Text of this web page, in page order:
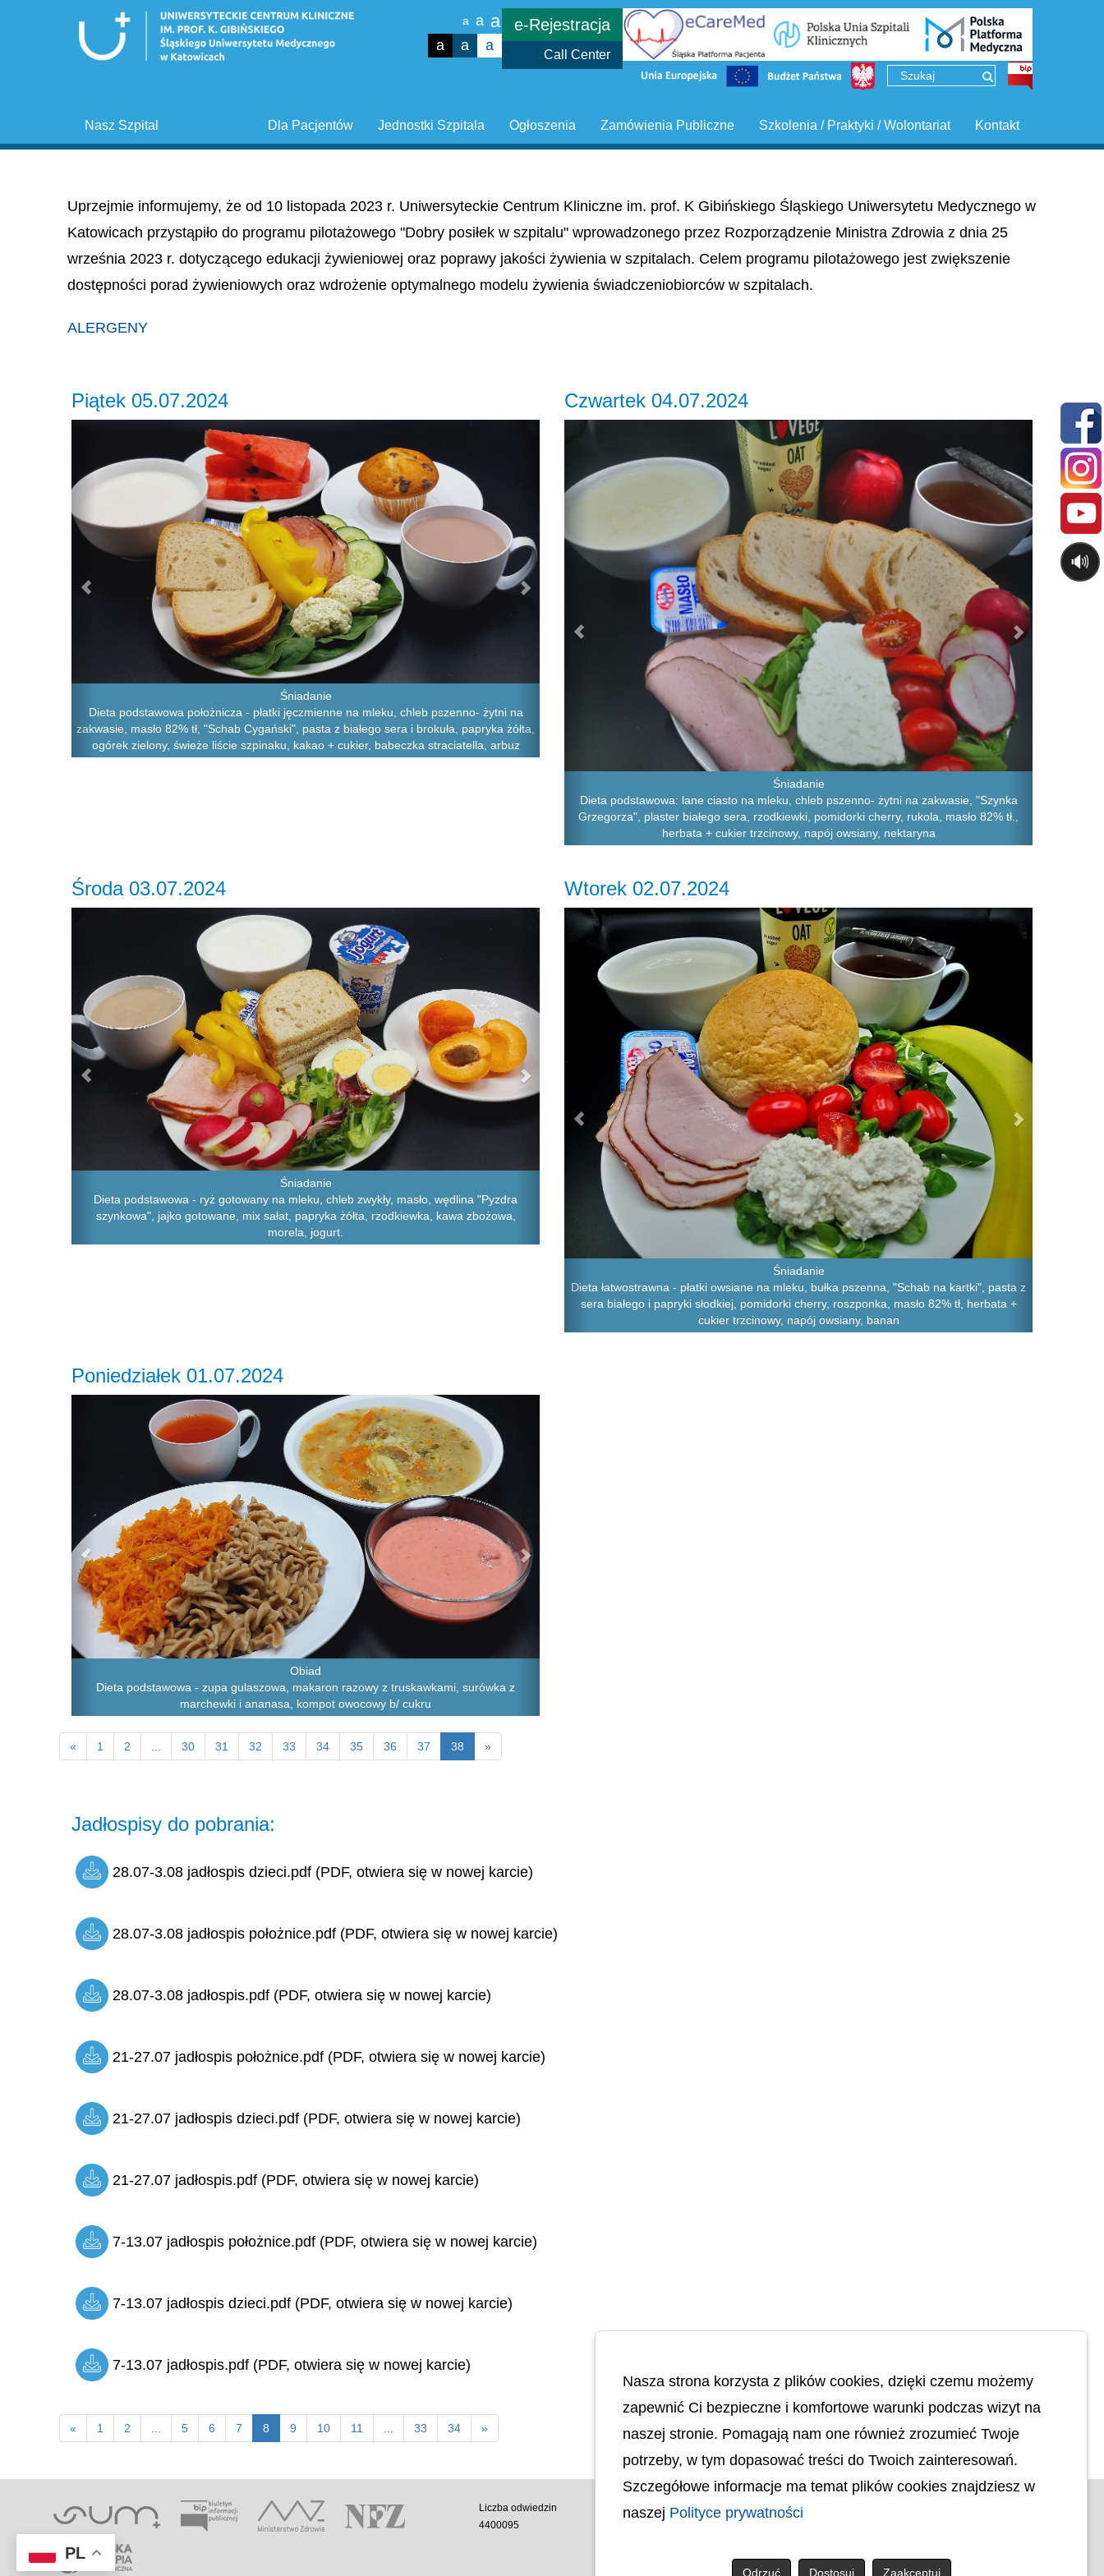
a a a
a a a
e-Rejestracja
Call Center
Kontakt
Szkolenia / Praktyki / Wolontariat
Zamówienia Publiczne
Ogłoszenia
Jednostki Szpitala
Dla Pacjentów
Nasz Szpital
Uprzejmie informujemy, że od 10 listopada 2023 r. Uniwersyteckie Centrum Kliniczne im. prof. K Gibińskiego Śląskiego Uniwersytetu Medycznego w
Katowicach przystąpiło do programu pilotażowego "Dobry posiłek w szpitalu" wprowadzonego przez Rozporządzenie Ministra Zdrowia z dnia 25
września 2023 r. dotyczącego edukacji żywieniowej oraz poprawy jakości żywienia w szpitalach. Celem programu pilotażowego jest zwiększenie
dostępności porad żywieniowych oraz wdrożenie optymalnego modelu żywienia świadczeniobiorców w szpitalach.
ALERGENY
Piątek 05.07.2024
Śniadanie
Dieta podstawowa położnicza - płatki jęczmienne na mleku, chleb pszenno- żytni na
zakwasie, masło 82% tł, "Schab Cygański", pasta z białego sera i brokuła, papryka żółta,
ogórek zielony, świeże liście szpinaku, kakao + cukier, babeczka straciatella, arbuz
Czwartek 04.07.2024
Śniadanie
Dieta podstawowa: lane ciasto na mleku, chleb pszenno- żytni na zakwasie, "Szynka
Grzegorza", plaster białego sera, rzodkiewki, pomidorki cherry, rukola, masło 82% tł.,
herbata + cukier trzcinowy, napój owsiany, nektaryna
Środa 03.07.2024
Śniadanie
Dieta podstawowa - ryż gotowany na mleku, chleb zwykły, masło, wędlina "Pyzdra
szynkowa", jajko gotowane, mix sałat, papryka żółta, rzodkiewka, kawa zbożowa,
morela, jogurt.
Next
Wtorek 02.07.2024
Śniadanie
Dieta łatwostrawna - płatki owsiane na mleku, bułka pszenna, "Schab na kartki", pasta z
sera białego i papryki słodkiej, pomidorki cherry, roszponka, masło 82% tł, herbata +
cukier trzcinowy, napój owsiany, banan
Previous
Poniedziałek 01.07.2024
Obiad
Dieta podstawowa - zupa gulaszowa, makaron razowy z truskawkami, surówka z
marchewki i ananasa, kompot owocowy b/ cukru
« 1 2 ... 30 31 32 33 34 35 36 37 38 »
Jadłospisy do pobrania:
28.07-3.08 jadłospis dzieci.pdf (PDF, otwiera się w nowej karcie)
28.07-3.08 jadłospis położnice.pdf (PDF, otwiera się w nowej karcie)
28.07-3.08 jadłospis.pdf (PDF, otwiera się w nowej karcie)
21-27.07 jadłospis położnice.pdf (PDF, otwiera się w nowej karcie)
21-27.07 jadłospis dzieci.pdf (PDF, otwiera się w nowej karcie)
21-27.07 jadłospis.pdf (PDF, otwiera się w nowej karcie)
7-13.07 jadłospis położnice.pdf (PDF, otwiera się w nowej karcie)
7-13.07 jadłospis dzieci.pdf (PDF, otwiera się w nowej karcie)
7-13.07 jadłospis.pdf (PDF, otwiera się w nowej karcie)
« 1 2 ... 5 6 7 8 9 10 11 ... 33 34 »
Liczba odwiedzin
4400095
Polityka cookies
Ochrona Danych Osobowych
PL
Nasza strona korzysta z plików cookies, dzięki czemu możemy
zapewnić Ci bezpieczne i komfortowe warunki podczas wizyt na
naszej stronie. Pomagają nam one również zrozumieć Twoje
potrzeby, w tym dopasować treści do Twoich zainteresowań.
Szczegółowe informacje ma temat plików cookies znajdziesz w
naszej Polityce prywatności
Odrzuć Dostosuj Zaakceptuj
🔊